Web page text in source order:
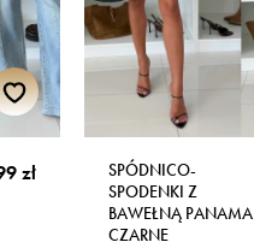
zł
SPÓDNICO-
SPODENKI Z
BAWEŁNĄ PANAMA
CZARNE